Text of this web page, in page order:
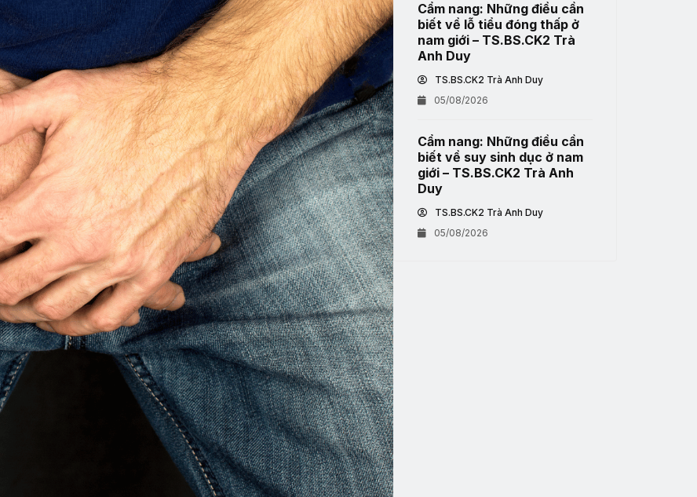
Cẩm nang: Những điều cần
biết về lỗ tiểu đóng thấp ở
nam giới – TS.BS.CK2 Trà
Anh Duy
TS.BS.CK2 Trà Anh Duy
05/08/2026
Cẩm nang: Những điều cần
biết về suy sinh dục ở nam
giới – TS.BS.CK2 Trà Anh
Duy
TS.BS.CK2 Trà Anh Duy
05/08/2026